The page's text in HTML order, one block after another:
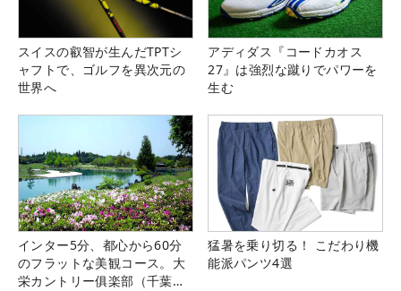
スイスの叡智が生んだTPTシ
ャフトで、ゴルフを異次元の
世界へ
アディダス『コードカオス
27』は強烈な蹴りでパワーを
生む
インター5分、都心から60分
のフラットな美観コース。大
栄カントリー俱楽部（千葉
猛暑を乗り切る！ こだわり機
能派パンツ4選